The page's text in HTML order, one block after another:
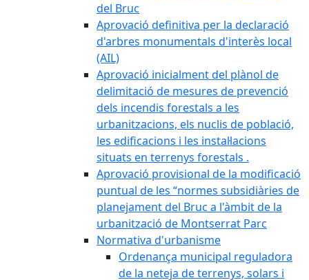
del Bruc
Aprovació definitiva per la declaració
d'arbres monumentals d'interès local
(AIL)
Aprovació inicialment del plànol de
delimitació de mesures de prevenció
dels incendis forestals a les
urbanitzacions, els nuclis de població,
les edificacions i les instal·lacions
situats en terrenys forestals .
Aprovació provisional de la modificació
puntual de les “normes subsidiàries de
planejament del Bruc a l'àmbit de la
urbanització de Montserrat Parc
Normativa d'urbanisme
Ordenança municipal reguladora
de la neteja de terrenys, solars i